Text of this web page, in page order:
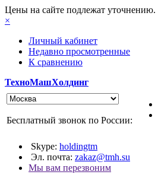
Цены на сайте подлежат уточнению.
×
Личный кабинет
Недавно просмотренные
К сравнению
ТехноМашХолдинг
Бесплатный звонок по России:
Skype: holdingtm
Эл. почта: zakaz@tmh.su
Мы вам перезвоним